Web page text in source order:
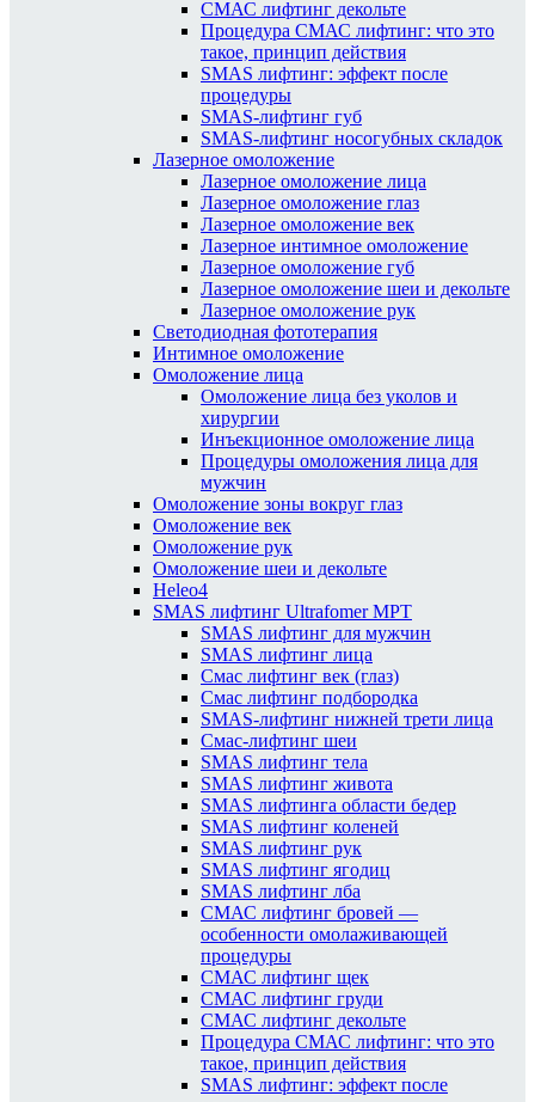
СМАС лифтинг декольте
Процедура СМАС лифтинг: что это
такое, принцип действия
SMAS лифтинг: эффект после
процедуры
SMAS-лифтинг губ
SMAS-лифтинг носогубных складок
Лазерное омоложение
Лазерное омоложение лица
Лазерное омоложение глаз
Лазерное омоложение век
Лазерное интимное омоложение
Лазерное омоложение губ
Лазерное омоложение шеи и декольте
Лазерное омоложение рук
Светодиодная фототерапия
Интимное омоложение
Омоложение лица
Омоложение лица без уколов и
хирургии
Инъекционное омоложение лица
Процедуры омоложения лица для
мужчин
Омоложение зоны вокруг глаз
Омоложение век
Омоложение рук
Омоложение шеи и декольте
Heleo4
SMAS лифтинг Ultrafomer MPT
SMAS лифтинг для мужчин
SMAS лифтинг лица
Смас лифтинг век (глаз)
Смас лифтинг подбородка
SMAS-лифтинг нижней трети лица
Смас-лифтинг шеи
SMAS лифтинг тела
SMAS лифтинг живота
SMAS лифтинга области бедер
SMAS лифтинг коленей
SMAS лифтинг рук
SMAS лифтинг ягодиц
SMAS лифтинг лба
СМАС лифтинг бровей —
особенности омолаживающей
процедуры
СМАС лифтинг щек
СМАС лифтинг груди
СМАС лифтинг декольте
Процедура СМАС лифтинг: что это
такое, принцип действия
SMAS лифтинг: эффект после